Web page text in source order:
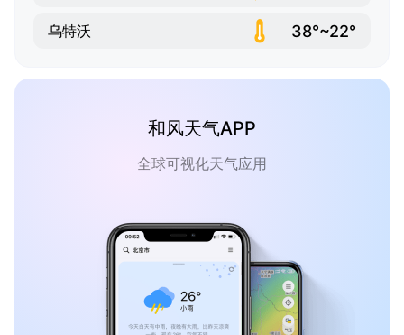
乌特沃 38°~22°
和风天气APP
全球可视化天气应用